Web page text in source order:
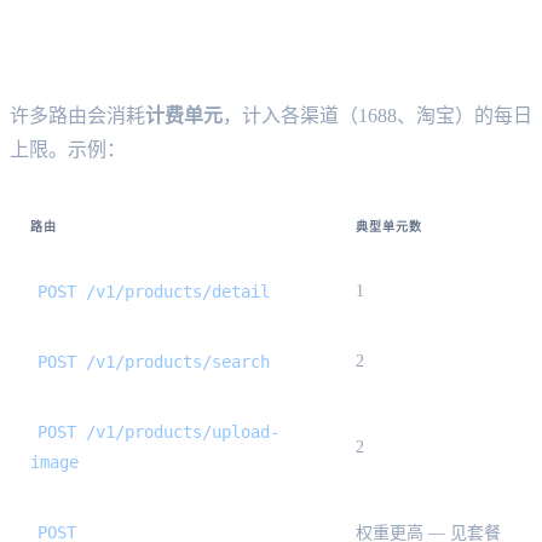
许多路由会消耗计费单元，计入各渠道（1688、淘宝）的每日
上限。示例：
路由 典型单元数
POST /v1/products/detail 1
POST /v1/products/search 2
POST /v1/products/upload-
image
2
POST 权重更高 — 见套餐